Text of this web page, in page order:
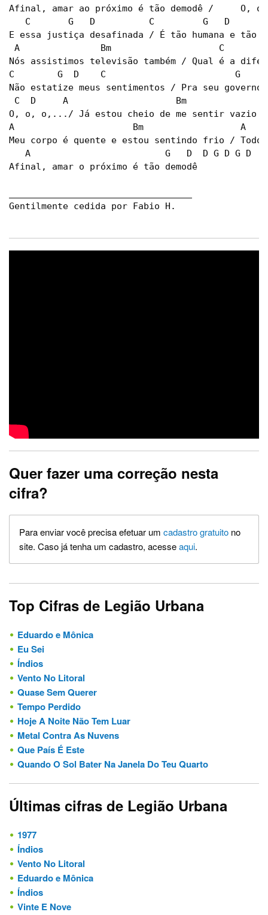
Afinal, amar ao próximo é tão demodê /     O,
   C       G   D          C         G   D
E essa justiça desafinada / É tão humana e tão
A               Bm                    C
Nós assistimos televisão também / Qual é a
C        G  D    C                        G
Não estatize meus sentimentos / Pra seu
C  D     A                    Bm
O, o, o,.../ Já estou cheio de me sentir vazio
A                      Bm                  A
Meu corpo é quente e estou sentindo frio / Todo
   A                         G   D  D G D G D
Afinal, amar o próximo é tão demodê
Gentilmente cedida por Fabio H.
Quer fazer uma correção nesta
cifra?
Para enviar você precisa efetuar um cadastro gratuito no
site. Caso já tenha um cadastro, acesseaqui.
Top Cifras de Legião Urbana
Eduardo e Mônica
Eu Sei
Índios
Vento No Litoral
Quase Sem Querer
Tempo Perdido
Hoje A Noite Não Tem Luar
Metal Contra As Nuvens
Que País É Este
Quando O Sol Bater Na Janela Do Teu Quarto
Últimas cifras de Legião Urbana
1977
Índios
Vento No Litoral
Eduardo e Mônica
Índios
Vinte E Nove